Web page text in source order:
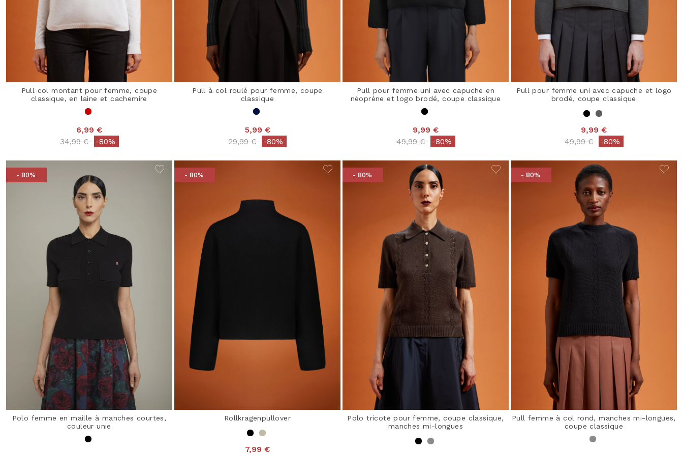
Pull col montant pour femme, coupe
classique, en laine et cachemire
6,99 €
Price reduced from
34,99 €to-80%
Pull à col roulé pour femme, coupe
classique
5,99 €
Price reduced from
29,99 €to-80%
Pull pour femme uni avec capuche en
néoprène et logo brodé, coupe classique
9,99 €
Price reduced from
49,99 €to-80%
Pull pour femme uni avec capuche et logo
brodé, coupe classique
9,99 €
Price reduced from
49,99 €to-80%
- 80%
Polo femme en maille à manches courtes,
couleur unie
- 80%
Rollkragenpullover
7,99 €
- 80%
Polo tricoté pour femme, coupe classique,
manches mi-longues
- 80%
Pull femme à col rond, manches mi-longues,
coupe classique